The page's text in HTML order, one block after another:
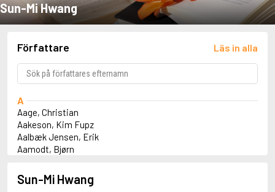
Sun-Mi Hwang
Författare Läs in alla
A
Aage, Christian
Aakeson, Kim Fupz
Aalbæk Jensen, Erik
Aamodt, Bjørn
Abbey, Kieran
Abbot, Anthony
Sun-Mi Hwang